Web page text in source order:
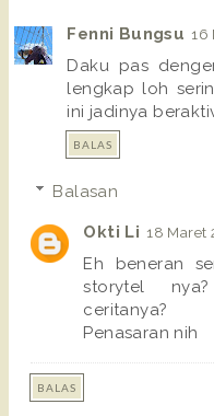
Fenni Bungsu 16
Daku pas
lengkap loh
ini jadinya
BALAS
Balasan
Okti Li 18 Maret
Eh beneran
storytel
ceritanya?
Penasaran nih
BALAS